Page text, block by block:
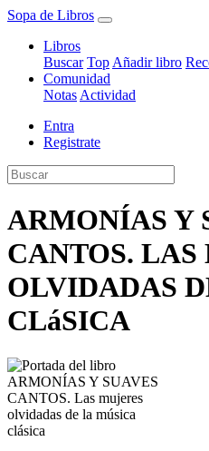
Sopa de Libros
Libros
Buscar Top Añadir libro
Comunidad
Notas Actividad
Entra
Registrate
ARMONÍAS Y
CANTOS. LAS
OLVIDADAS
CLáSICA